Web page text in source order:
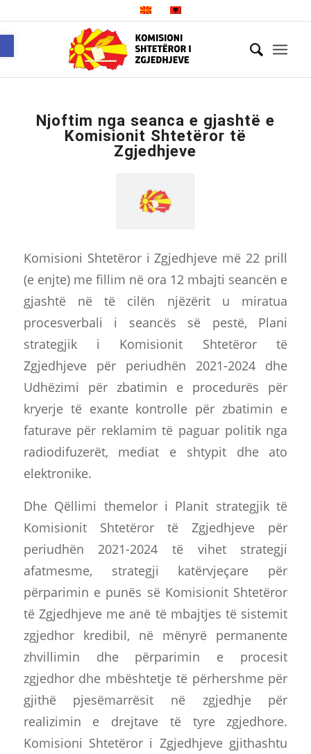
Njoftim nga seanca e gjashtë e
Komisionit Shtetëror të
Zgjedhjeve
Komisioni Shtetëror i Zgjedhjeve më 22 prill
(e enjte) me fillim në ora 12 mbajti seancën e
gjashtë në të cilën njëzërit u miratua
procesverbali i seancës së pestë, Plani
strategjik i Komisionit Shtetëror të
Zgjedhjeve për periudhën 2021-2024 dhe
Udhëzimi për zbatimin e procedurës për
kryerje të exante kontrolle për zbatimin e
faturave për reklamim të paguar politik nga
radiodifuzerët, mediat e shtypit dhe ato
elektronike.
Dhe Qëllimi themelor i Planit strategjik të
Komisionit Shtetëror të Zgjedhjeve për
periudhën 2021-2024 të vihet strategji
afatmesme, strategji katërvjeçare për
përparimin e punës së Komisionit Shtetëror
të Zgjedhjeve me anë të mbajtjes të sistemit
zgjedhor kredibil, në mënyrë permanente
zhvillimin dhe përparimin e procesit
zgjedhor dhe mbështetje të përhershme për
gjithë pjesëmarrësit në zgjedhje për
realizimin e drejtave të tyre zgjedhore.
Komisioni Shtetëror i Zgjedhjeve gjithashtu
Open toolbar